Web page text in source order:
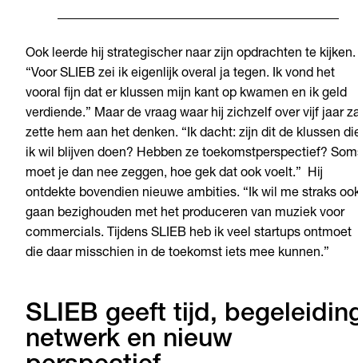
Ook leerde hij strategischer naar zijn opdrachten te kijken.
“Voor SLIEB zei ik eigenlijk overal ja tegen. Ik vond het
vooral fijn dat er klussen mijn kant op kwamen en ik geld
verdiende.” Maar de vraag waar hij zichzelf over vijf jaar
zette hem aan het denken. “Ik dacht: zijn dit de klussen
ik wil blijven doen? Hebben ze toekomstperspectief?
moet je dan nee zeggen, hoe gek dat ook voelt.” Hij
ontdekte bovendien nieuwe ambities. “Ik wil me straks
gaan bezighouden met het produceren van muziek voor
commercials. Tijdens SLIEB heb ik veel startups ontmoet
die daar misschien in de toekomst iets mee kunnen.”
SLIEB geeft tijd,
netwerk en nieuw